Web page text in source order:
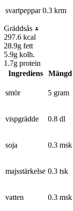
svartpeppar 0.3 krm
Gräddsås
297.6 kcal
28.9g fett
5.9g kolh.
1.7g protein
Ingrediens
Mängd
smör 5 gram
vispgrädde 0.8 dl
soja 0.3 msk
majsstärkelse 0.3 tsk
vatten 0.3 msk